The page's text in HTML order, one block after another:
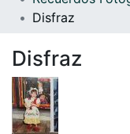
Disfraz
Disfraz